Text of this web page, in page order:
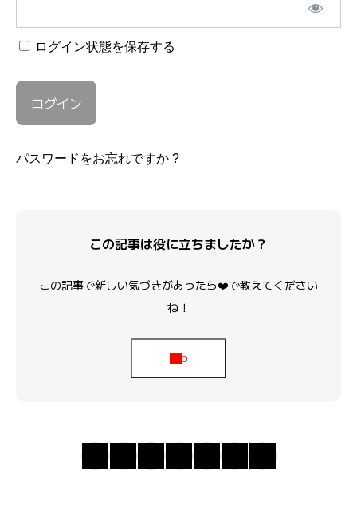
ログイン状態を保存する
パスワードをお忘れですか ?
この記事は役に立ちましたか？
この記事で新しい気づきがあったら❤️で教えてください
ね！